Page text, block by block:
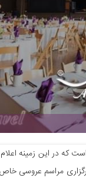
که در این زمینه
مراسم عروسی